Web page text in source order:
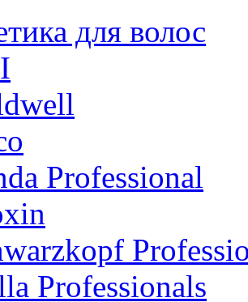
для волос
Professional
Professionals